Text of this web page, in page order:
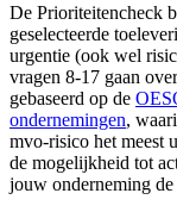
De Prioriteitencheck
geselecteerde
urgentie (ook wel
vragen 8-17 gaan
gebaseerd op de
ondernemingen,
mvo-risico het meest
de mogelijkheid tot
jouw onderneming